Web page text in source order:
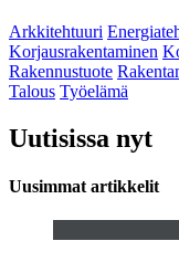
Arkkitehtuuri
Korjausrakentaminen
Rakennustuote
Talous Työelämä
Uutisissa nyt
Uusimmat artikkelit